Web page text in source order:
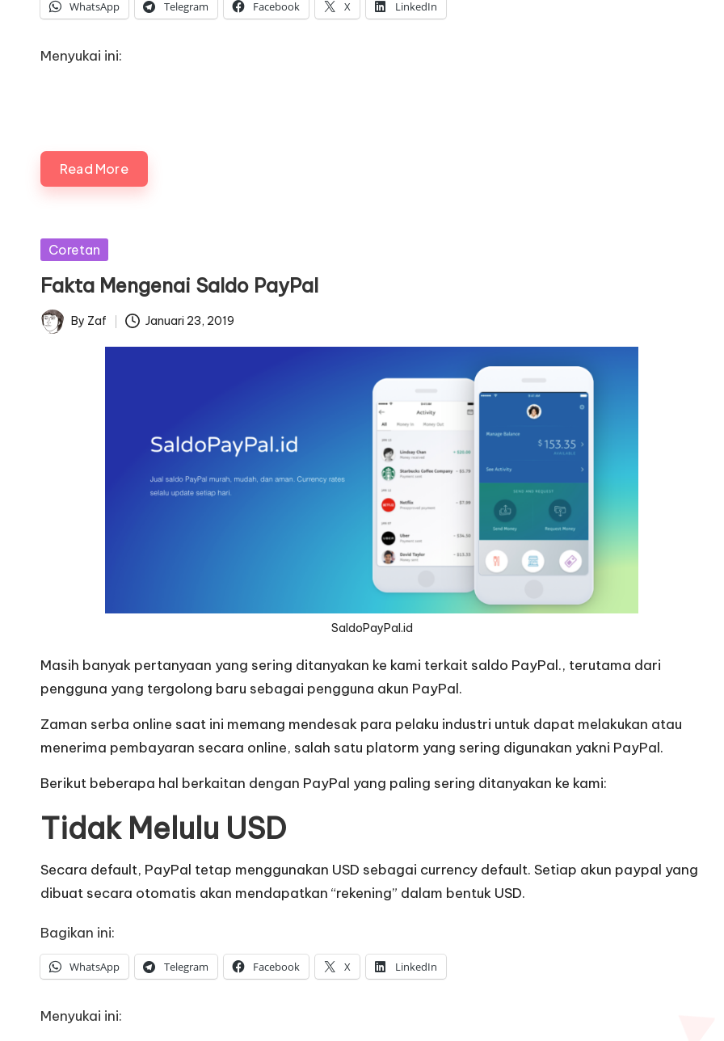
WhatsApp Telegram Facebook X LinkedIn
Menyukai ini:
Read More
Posted
Coretan
Fakta Mengenai Saldo PayPal
Posted
By Zaf Januari 23, 2019
SaldoPayPal.id
Masih banyak pertanyaan yang sering ditanyakan ke kami terkait saldo PayPal., terutama dari
pengguna yang tergolong baru sebagai pengguna akun PayPal.
Zaman serba online saat ini memang mendesak para pelaku industri untuk dapat melakukan atau
menerima pembayaran secara online, salah satu platorm yang sering digunakan yakni PayPal.
Berikut beberapa hal berkaitan dengan PayPal yang paling sering ditanyakan ke kami:
Tidak Melulu USD
Secara default, PayPal tetap menggunakan USD sebagai currency default. Setiap akun paypal yang
dibuat secara otomatis akan mendapatkan “rekening” dalam bentuk USD.
Bagikan ini:
WhatsApp Telegram Facebook X LinkedIn
Menyukai ini: